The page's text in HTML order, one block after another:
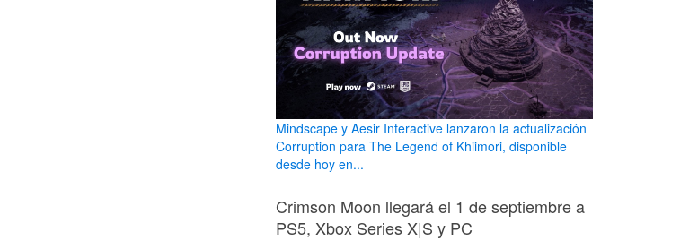
Mindscape y Aesir Interactive lanzaron la actualización
Corruption para The Legend of Khiimori, disponible
desde hoy en...
Crimson Moon llegará el 1 de septiembre a
PS5, Xbox Series X|S y PC